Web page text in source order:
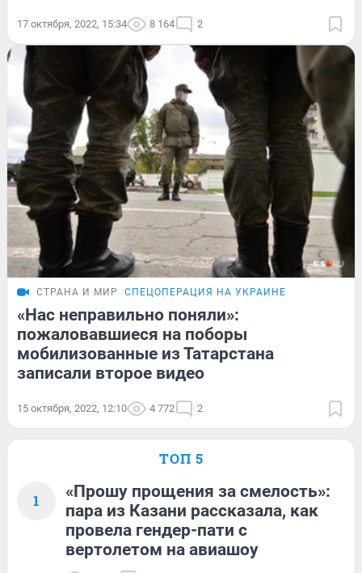
17 октября, 2022, 15:34 8 164 2
СТРАНА И МИР СПЕЦОПЕРАЦИЯ НА УКРАИНЕ
«Нас неправильно поняли»:
пожаловавшиеся на поборы
мобилизованные из Татарстана
записали второе видео
15 октября, 2022, 12:10 4 772 2
ТОП 5
1
«Прошу прощения за смелость»:
пара из Казани рассказала, как
провела гендер-пати с
вертолетом на авиашоу